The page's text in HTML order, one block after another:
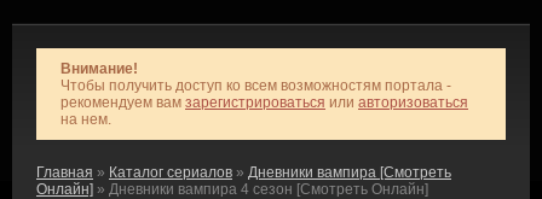
Внимание!
Чтобы получить доступ ко всем возможностям портала -
рекомендуем вам зарегистрироваться или авторизоваться
на нем.
Главная » Каталог сериалов » Дневники вампира [Смотреть
Онлайн] » Дневники вампира 4 сезон [Смотреть Онлайн]